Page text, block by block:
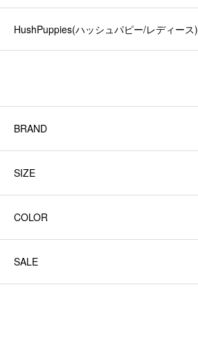
HushPuppies(ハッシュパピー/レディース)
BRAND
SIZE
COLOR
SALE